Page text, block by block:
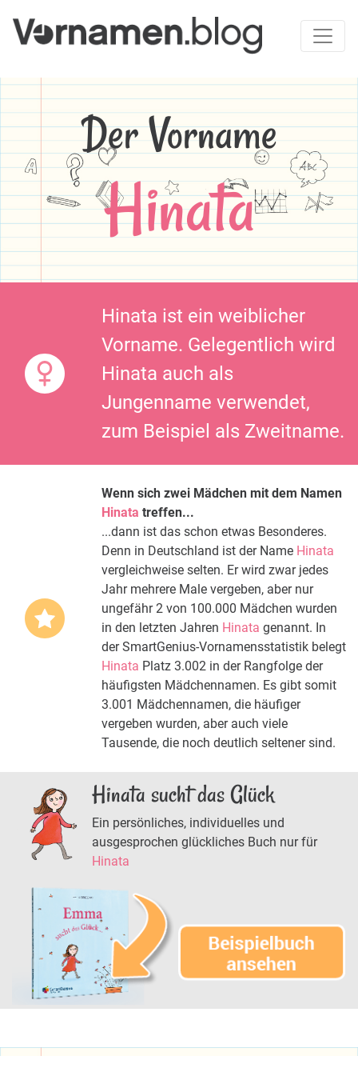
Der Vorname
Hinata
Hinata ist ein weiblicher
Vorname. Gelegentlich wird
Hinata auch als
Jungenname verwendet,
zum Beispiel als Zweitname.
Wenn sich zwei Mädchen mit dem Namen
Hinata treffen...
...dann ist das schon etwas Besonderes.
Denn in Deutschland ist der Name Hinata
vergleichweise selten. Er wird zwar jedes
Jahr mehrere Male vergeben, aber nur
ungefähr 2 von 100.000 Mädchen wurden
in den letzten Jahren Hinata genannt. In
der SmartGenius-Vornamensstatistik belegt
Hinata Platz 3.002 in der Rangfolge der
häufigsten Mädchennamen. Es gibt somit
3.001 Mädchennamen, die häufiger
vergeben wurden, aber auch viele
Tausende, die noch deutlich seltener sind.
Hinata sucht das Glück
Ein persönliches, individuelles und
ausgesprochen glückliches Buch nur für
Hinata